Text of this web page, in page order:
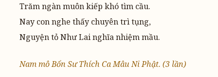
Trăm ngàn muôn kiếp khó tìm cầu.
Nay con nghe thấy chuyên trì tụng,
Nguyện tỏ Như Lai nghĩa nhiệm mầu.
Nam mô Bổn Sư Thích Ca Mâu Ni Phật. (3 lần)